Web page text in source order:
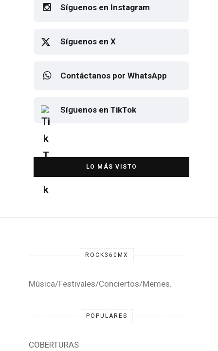
Síguenos en Instagram
Síguenos en X
Contáctanos por WhatsApp
Síguenos en TikTok
DESTACADA
Elton John regresa a CDMX para
despedirse en el Estadio Banorte
ROCK360MX
Música/Festivales/Conciertos/Memes.
POPULARES
COBERTURAS